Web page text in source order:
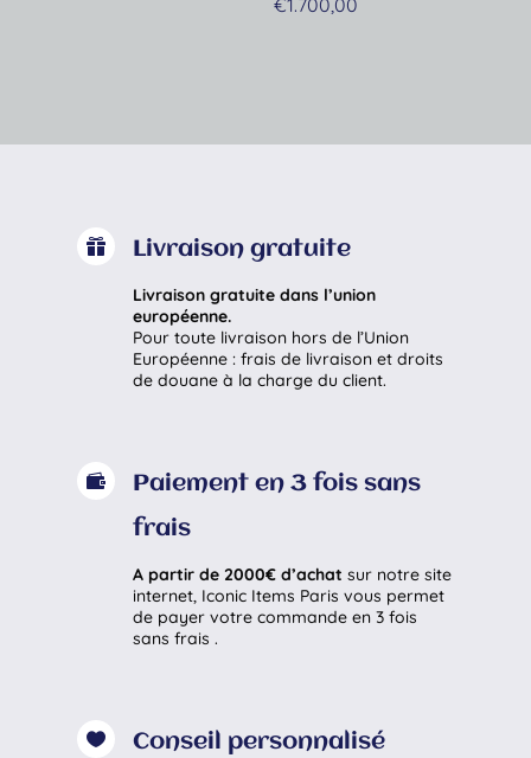
 Livraison gratuite
Livraison gratuite dans l’union
européenne.
Pour toute livraison hors de l’Union
Européenne : frais de livraison et droits
de douane à la charge du client.

Paiement en 3 fois sans
frais
A partir de 2000€ d’achat sur notre site
internet, Iconic Items Paris vous permet
de payer votre commande en 3 fois
sans frais .
 Conseil personnalisé